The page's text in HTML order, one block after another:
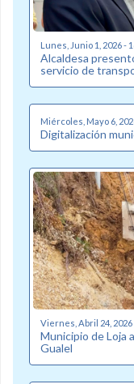
Lunes, Junio 1, 2026 -
Alcaldesa
servicio de
Miércoles, Mayo 6,
Digitalización
Viernes, Abril 24, 2026
Municipio de Loja
Gualel